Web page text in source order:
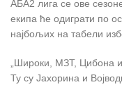
АБА2 лига се ове
екипа ће одиграти по
најбољих на табели
„Широки, МЗТ, Цибона
Ту су Јахорина и